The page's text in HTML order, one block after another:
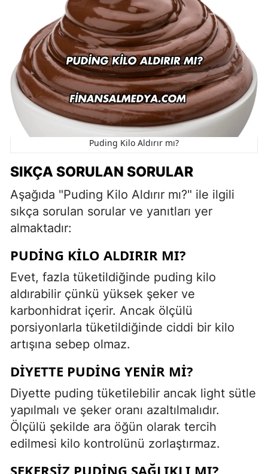
Puding Kilo Aldırır mı?
SIKÇA SORULAN SORULAR
Aşağıda "Puding Kilo Aldırır mı?" ile ilgili
sıkça sorulan sorular ve yanıtları yer
almaktadır:
PUDING KILO ALDIRIR MI?
Evet, fazla tüketildiğinde puding kilo
aldırabilir çünkü yüksek şeker ve
karbonhidrat içerir. Ancak ölçülü
porsiyonlarla tüketildiğinde ciddi bir kilo
artışına sebep olmaz.
DIYETTE PUDING YENIR MI?
Diyette puding tüketilebilir ancak light sütle
yapılmalı ve şeker oranı azaltılmalıdır.
Ölçülü şekilde ara öğün olarak tercih
edilmesi kilo kontrolünü zorlaştırmaz.
ŞEKERSIZ PUDING SAĞLIKLI MI?